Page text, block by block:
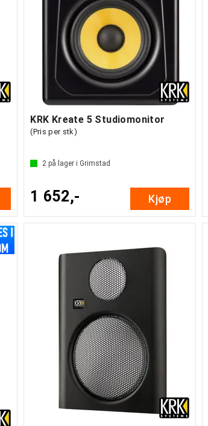
KRK Kreate 5 Studiomonitor
(Pris per stk)
2 på lager i Grimstad
1 652,- Kjøp